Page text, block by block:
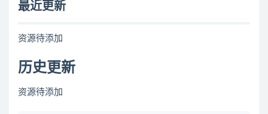
最近更新
资源待添加
历史更新
资源待添加